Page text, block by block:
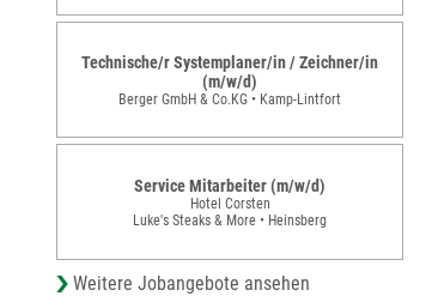
Technische/r Systemplaner/in / Zeichner/in
(m/w/d)
Berger GmbH & Co.KG • Kamp-Lintfort
Service Mitarbeiter (m/w/d)
Hotel Corsten
Luke's Steaks & More • Heinsberg
Weitere Jobangebote ansehen